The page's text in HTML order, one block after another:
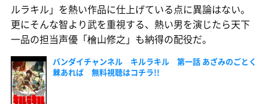
ルラキル」を熱い作品に仕上げている点に異論はない。
更にそんな智より武を重視する、熱い男を演じたら天下
一品の担当声優「檜山修之」も納得の配役だ。
バンダイチャンネル キルラキル 第一話 あざみのごとく
棘あれば 無料視聴はコチラ!!